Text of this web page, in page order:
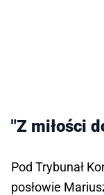
"Z miłości
Pod Trybunał
posłowie